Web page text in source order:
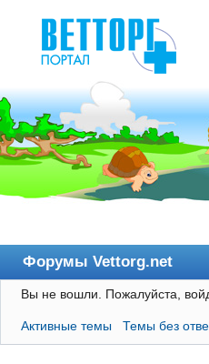
Форумы Vettorg.net
Главная
Пользователи
Вы не вошли. Пожалуйста,
Активные темы Темы без